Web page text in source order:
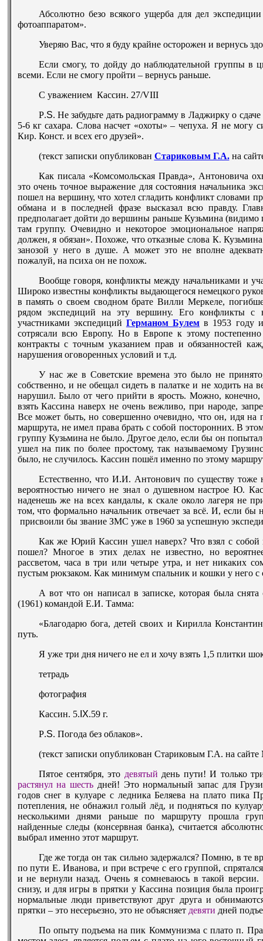
Абсолютно безо всякого ущерба для дел
фотоаппаратом».
Уверяю Вас, что я буду крайне осторожен и вернусь
Если смогу, то дойду до наблюдательной группы в
всеми. Если не смогу пройти – вернусь раньше.
С уважением Кассин. 27/VIII
P.S. Не забудьте дать радиограмму в Ладжирку о
5-6 кг сахара. Слова насчет «охоты» – чепуха. Я не могу
Кир. Конст. и всех его друзей».
(текст записки опубликован Стариковым Г.А.на
Как писала «Комсомольская Правда», Антоновича
это очень точное выражение для состояния начальника
пошел на вершину, что хотел сгладить конфликт словами
обмана и в последней фразе высказал всю правду.
предполагает дойти до вершины раньше Кузьмина (видимо
там группу. Очевидно и некоторое эмоциональное
должен, я обязан». Похоже, что отказные слова К.
занозой у него в душе. А может это не вполне
пожалуй, на психа он не похож.
Вообще говоря, конфликты между начальниками и
Широко известны конфликты выдающегося немецкого
в память о своем сводном брате Вилли Меркеле,
рядом экспедиций на эту вершину. Его конфликты с
участниками экспедиций Германом Булем в 1953 году
сотрясали всю Европу. Но в Европе к этому постепенно
контракты с точным указанием прав и обязанностей
нарушения оговоренных условий и т.д.
У нас же в Советские времена это было не
собственно, и не обещал сидеть в палатке и не ходить
нарушил. Было от чего прийти в ярость. Можно, конечно,
взять Кассина наверх не очень вежливо, при народе,
Все может быть, но совершенно очевидно, что он, идя на
маршрута, не имел права брать с собой посторонних. В
группу Кузьмина не было. Другое дело, если бы он
ушел на пик по более простому, так называемому
было, не случилось. Кассин пошёл именно по этому
Естественно, что И.И. Антонович по существу
вероятностью ничего не знал о душевном настрое Ю.
наденешь же на всех кандалы, к скале около лагеря не
том, что формально начальник отвечает за всё. И, если
присвоили бы звание ЗМС уже в 1960 за успешную
Как же Юрий Кассин ушел наверх? Что взял с
пошел? Многое в этих делах не известно, но
рассветом, часа в три или четыре утра, и нет никаких
пустым рюкзаком. Как минимум спальник и кошки у него с
А вот что он написал в записке, которая была
(1961) командой Е.И. Тамма:
«Благодарю бога, детей своих и Кирилла
путь.
Я уже три дня ничего не ел и хочу взять 1,5 плитки
тетрадь
фотография
Кассин. 5. IX.59 г.
P.S. Погода без облаков».
(текст записки опубликован Стариковым Г.А. на сайте
Пятое сентября, это девятый день пути! И только
растянул на шесть дней! Это нормальный запас для
годов снег в кулуаре с ледника Беляева на плато пика
потепления, не обнажил голый лёд, и подняться по
несколькими днями раньше по маршруту прошла
найденные следы (консервная банка), считается
выбрал именно этот маршрут.
Где же тогда он так сильно задержался? Помню, в те
по пути Е. Иванова, и при встрече с его группой,
и не вернули назад. Очень я сомневаюсь в такой
снизу, и для игры в прятки у Кассина позиция была
нормальные люди приветствуют друг друга и
прятки – это несерьезно, это не объясняет девяти дней
По опыту подъема на пик Коммунизма с плато п.